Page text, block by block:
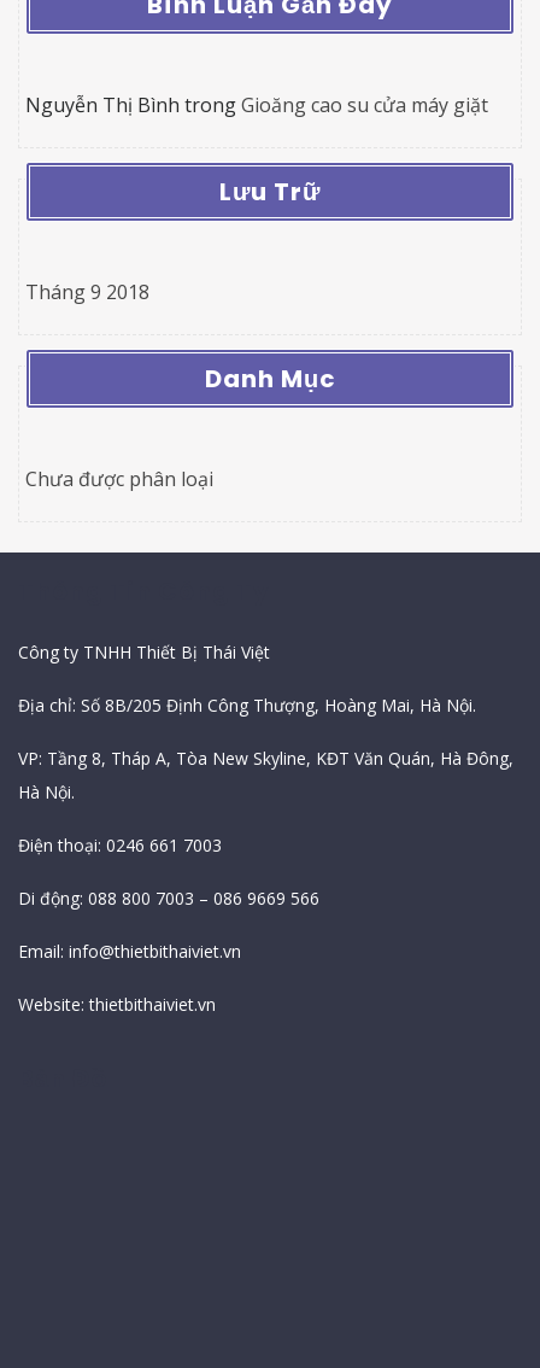
Nguyễn Thị Bình trongGioăng cao su cửa máy giặt
Lưu Trữ
Tháng 9 2018
Danh Mục
Chưa được phân loại
Công ty TNHH Thiết Bị Thái Việt
Địa chỉ: Số 8B/205 Định Công Thượng, Hoàng Mai, Hà Nội.
VP: Tầng 8, Tháp A, Tòa New Skyline, KĐT Văn Quán, Hà Đông,
Hà Nội.
Điện thoại: 0246 661 7003
Di động: 088 800 7003 – 086 9669 566
Email: info@thietbithaiviet.vn
Website:thietbithaiviet.vn